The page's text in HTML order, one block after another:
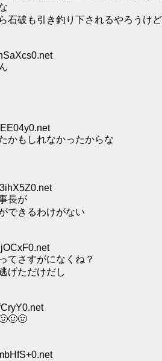
石破も引き釣り下されるやろうけど
かもしれなかったからな
長が
できるわけがない
てさすがになくね？
げただけだし